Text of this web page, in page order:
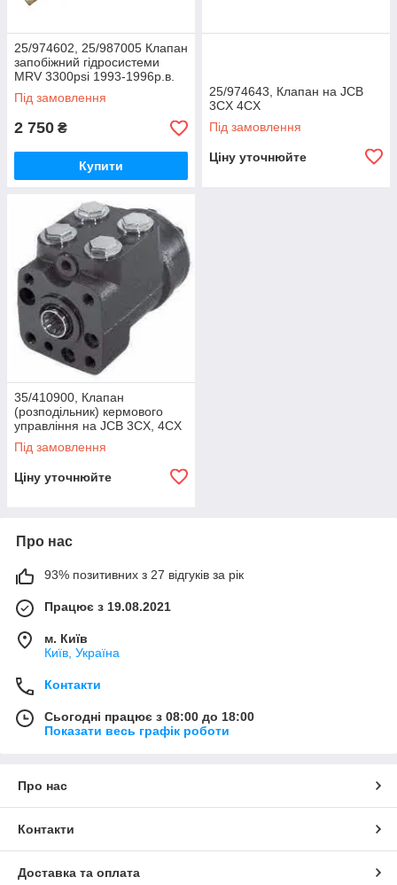
25/974602, 25/987005 Клапан
запобіжний гідросистеми
MRV 3300psi 1993-1996р.в.
JCB
Під замовлення
2 750 ₴
Купити
25/974643, Клапан на JCB
3CX 4CX
Під замовлення
Ціну уточнюйте
35/410900, Клапан
(розподільник) кермового
управління на JCB 3CX, 4CX
Під замовлення
Ціну уточнюйте
Про нас
93% позитивних з 27 відгуків за рік
Працює з 19.08.2021
м. Київ
Київ, Україна
Контакти
Сьогодні працює з 08:00 до 18:00
Показати весь графік роботи
Про нас
Контакти
Доставка та оплата